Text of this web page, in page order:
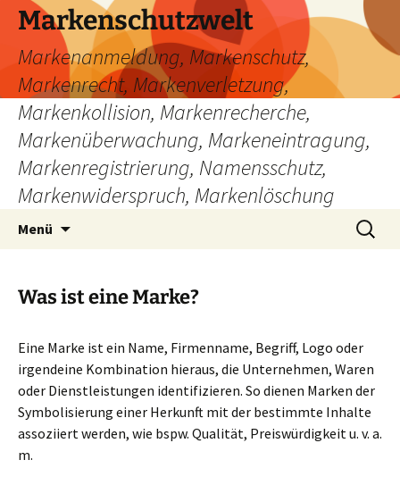
Zum
Inhalt
springen
Markenschutzwelt
Markenanmeldung, Markenschutz,
Markenrecht, Markenverletzung,
Markenkollision, Markenrecherche,
Markenüberwachung, Markeneintragung,
Markenregistrierung, Namensschutz,
Markenwiderspruch, Markenlöschung
Menü
Suchen
nach:
Was ist eine Marke?
Eine Marke ist ein Name, Firmenname, Begriff, Logo oder
irgendeine Kombination hieraus, die Unternehmen, Waren
oder Dienstleistungen identifizieren. So dienen Marken der
Symbolisierung einer Herkunft mit der bestimmte Inhalte
assoziiert werden, wie bspw. Qualität, Preiswürdigkeit u. v. a.
m.